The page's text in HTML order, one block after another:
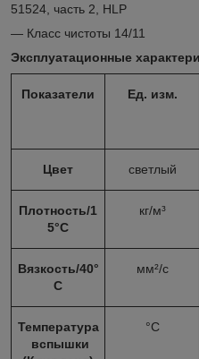
51524, часть 2, HLP
— Класс чистоты 14/11
Эксплуатационные
Показатели Ед. изм.
Цвет светлый
Плотность/1
5°С
кг/м³
Вязкость/40°
С
мм²/с
Температура
вспышки
°С